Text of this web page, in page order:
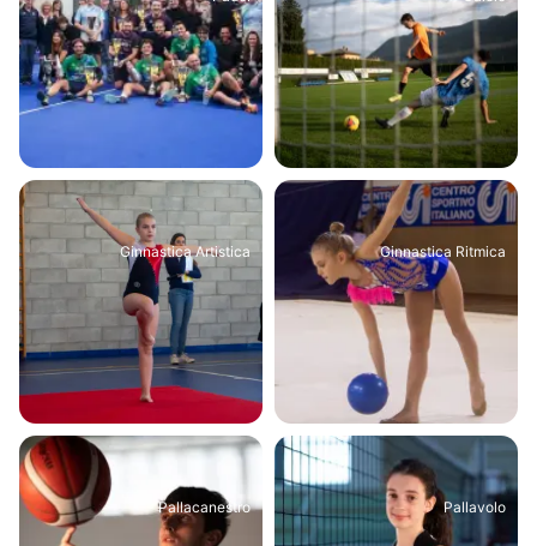
Ginnastica Artistica Ginnastica Ritmica
Pallacanestro Pallavolo